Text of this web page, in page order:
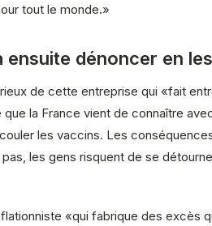
tout le monde.»
ensuite dénoncer en
de cette entreprise qui «fait
la France vient de connaître
les vaccins. Les
les gens risquent de se
«qui fabrique des excès